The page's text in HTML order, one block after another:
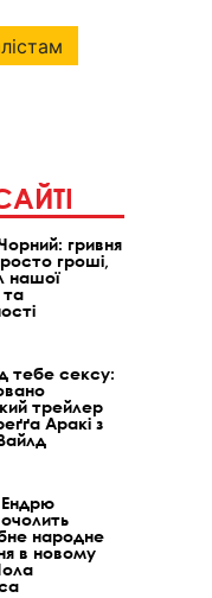
гривня
гроші,
нашої
тебе сексу:
трейлер
Аракі з
народне
в новому